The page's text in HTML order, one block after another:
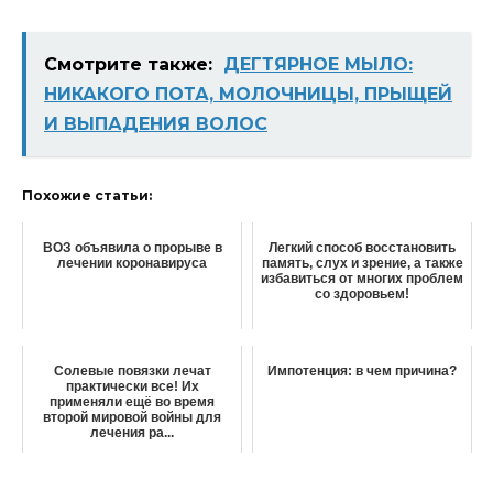
Смотрите также: ДЕГТЯРНОЕ МЫЛО:
НИКАКОГО ПОТА, МОЛОЧНИЦЫ, ПРЫЩЕЙ
И ВЫПАДЕНИЯ ВОЛОС
Похожие статьи:
ВОЗ объявила о прорыве в
лечении коронавируса
Легкий способ восстановить
память, слух и зрение, а также
избавиться от многих проблем
со здоровьем!
Солевые повязки лечат
практически все! Их
применяли ещё во время
второй мировой войны для
лечения ра...
Импотенция: в чем причина?